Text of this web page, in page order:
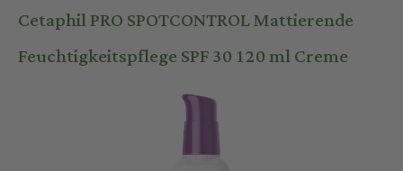
Cetaphil PRO SPOTCONTROL Mattierende
Feuchtigkeitspflege SPF 30 120 ml Creme